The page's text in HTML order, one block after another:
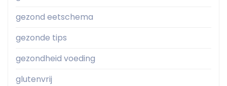
gezond eetschema
gezonde tips
gezondheid voeding
glutenvrij